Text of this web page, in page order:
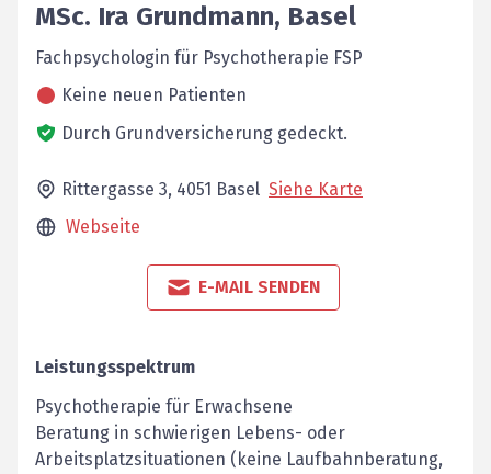
MSc. Ira Grundmann, Basel
Fachpsychologin für Psychotherapie FSP
Keine neuen Patienten
Durch Grundversicherung gedeckt.
Rittergasse 3, 4051 Basel Siehe Karte
Webseite
E-MAIL SENDEN
Leistungsspektrum
Psychotherapie für Erwachsene
Beratung in schwierigen Lebens- oder
Arbeitsplatzsituationen (keine Laufbahnberatung,